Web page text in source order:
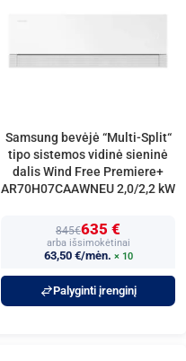
Samsung bevėjė “Multi-Split“
tipo sistemos vidinė sieninė
dalis Wind Free Premiere+
AR70H07CAAWNEU 2,0/2,2 kW
845€635 €
arba išsimokėtinai
63,50 €/mėn. × 10
Palyginti įrenginį